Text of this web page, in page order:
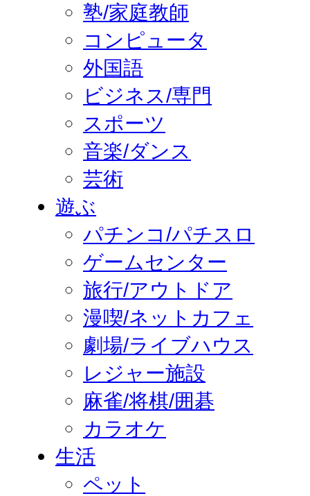
塾/家庭教師
コンピュータ
外国語
ビジネス/専門
スポーツ
音楽/ダンス
芸術
遊ぶ
パチンコ/パチスロ
ゲームセンター
旅行/アウトドア
漫喫/ネットカフェ
劇場/ライブハウス
レジャー施設
麻雀/将棋/囲碁
カラオケ
生活
ペット